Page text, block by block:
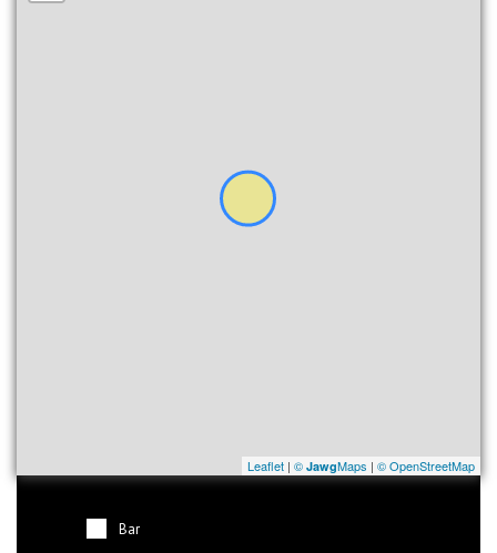
Leaflet | © JawgMaps | © OpenStreetMap
Bar